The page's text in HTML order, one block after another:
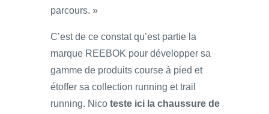
parcours. »
C’est de ce constat qu’est partie la
marque REEBOK pour développer sa
gamme de produits course à pied et
étoffer sa collection running et trail
running. Nico teste ici la chaussure de